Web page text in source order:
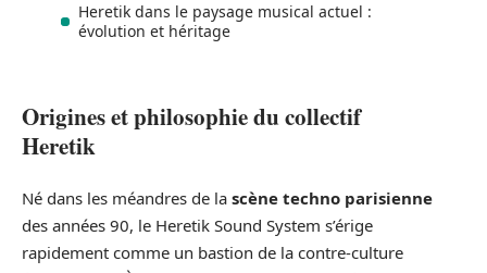
Heretik dans le paysage musical actuel :
évolution et héritage
Origines et philosophie du collectif
Heretik
Né dans les méandres de la scène techno parisienne
des années 90, le Heretik Sound System s’érige
rapidement comme un bastion de la contre-culture